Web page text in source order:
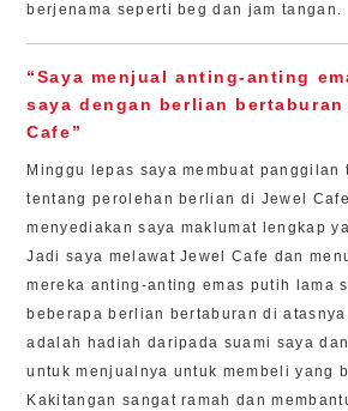
berjenama seperti beg dan jam tangan.
“Saya menjual anting-anting
saya dengan berlian bertaburan
Cafe”
Minggu lepas saya membuat panggilan
tentang perolehan berlian di Jewel
menyediakan saya maklumat lengkap
Jadi saya melawat Jewel Cafe dan
mereka anting-anting emas putih lama
beberapa berlian bertaburan di
adalah hadiah daripada suami saya
untuk menjualnya untuk membeli yang
Kakitangan sangat ramah dan